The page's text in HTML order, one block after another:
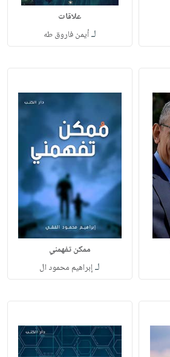
علاقات
لـأيمن فاروق طه
ممكن تفهمني
لـإبراهيم محمود ال